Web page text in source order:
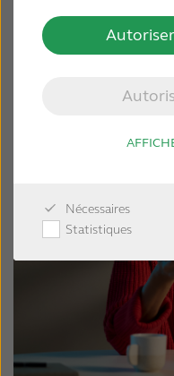
utilisation de leurs
Nécessaires
Statistiques